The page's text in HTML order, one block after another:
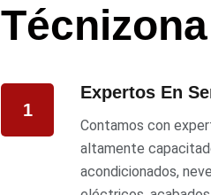
Técnizona
1
Expertos En
Contamos con
altamente
acondicionados,